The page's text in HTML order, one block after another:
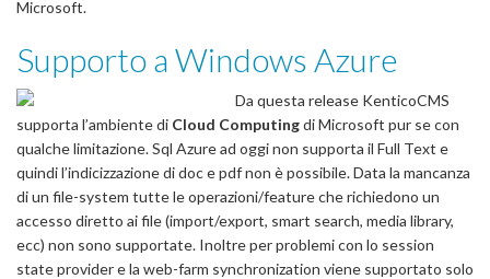
Microsoft.
Supporto a Windows Azure
Da questa release KenticoCMS
supporta l’ambiente di Cloud Computingdi Microsoft pur se con
qualche limitazione. Sql Azure ad oggi non supporta il Full Text e
quindi l’indicizzazione di doc e pdf non è possibile. Data la mancanza
di un file-system tutte le operazioni/feature che richiedono un
accesso diretto ai file (import/export, smart search, media library,
ecc) non sono supportate. Inoltre per problemi con lo session
state provider e la web-farm synchronization viene supportato solo